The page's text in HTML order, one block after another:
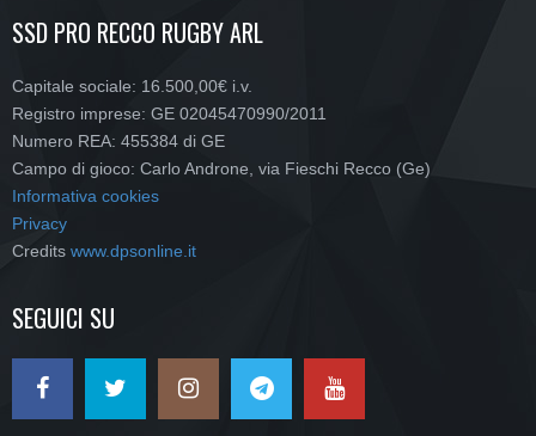
SSD PRO RECCO RUGBY ARL
Capitale sociale: 16.500,00€ i.v.
Registro imprese: GE 02045470990/2011
Numero REA: 455384 di GE
Campo di gioco: Carlo Androne, via Fieschi Recco (Ge)
Informativa cookies
Privacy
Credits www.dpsonline.it
SEGUICI SU